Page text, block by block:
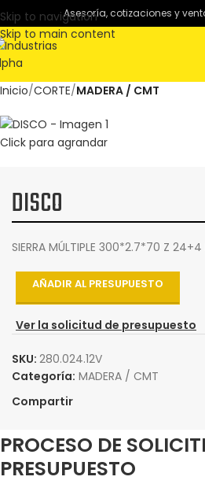
Skip to navigation
Skip to main content
Asesoría, cotizaciones y
Inicio CORTE MADERA / CMT
Click para agrandar
DISCO
SIERRA MÚLTIPLE 300*2.7*70 Z 24+4
AÑADIR AL PRESUPUESTO
Ver la solicitud de presupuesto
SKU: 280.024.12V
Categoría: MADERA / CMT
Compartir
PROCESO DE
PRESUPUESTO